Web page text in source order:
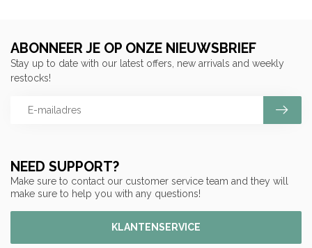
NEED SUPPORT?
Make sure to contact our customer service team and they will
make sure to help you with any questions!
KLANTENSERVICE
ABONNEER JE OP ONZE NIEUWSBRIEF
Stay up to date with our latest offers, new arrivals and weekly
restocks!